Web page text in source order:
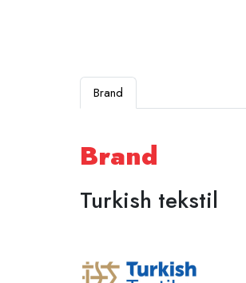
Brand
Brand
Turkish tekstil